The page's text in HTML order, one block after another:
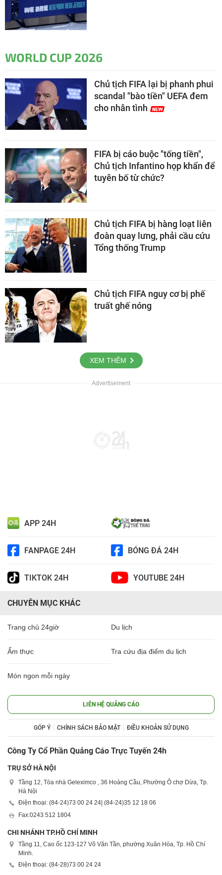
WORLD CUP 2026
Chủ tịch FIFA lại bị phanh phui
scandal "bào tiền" UEFA đem
cho nhân tình
FIFA bị cáo buộc "tống tiền",
Chủ tịch Infantino họp khẩn để
tuyên bố từ chức?
Chủ tịch FIFA bị hàng loạt liên
đoàn quay lưng, phải cầu cứu
Tổng thống Trump
Chủ tịch FIFA nguy cơ bị phế
truất ghế nóng
XEM THÊM
APP 24H
FANPAGE 24H BÓNG ĐÁ 24H
TIKTOK 24H YOUTUBE 24H
CHUYÊN MỤC KHÁC
Trang chủ 24giờ Du lịch
Ẩm thực Tra cứu địa điểm du lịch
Món ngon mỗi ngày
LIÊN HỆ QUẢNG CÁO
GÓP Ý CHÍNH SÁCH BẢO MẬT ĐIỀU KHOẢN SỬ DỤNG
Công Ty Cổ Phần Quảng Cáo Trực Tuyến 24h
TRỤ SỞ HÀ NỘI
Tầng 12, Tòa nhà Geleximco , 36 Hoàng Cầu, Phường Ô chợ Dừa, Tp.
Hà Nội
Điện thoại: (84-24)73 00 24 24 | (84-24)35 12 18 06
Fax:0243 512 1804
CHI NHÁNH TP.HỒ CHÍ MINH
Tầng 11, Cao ốc 123-127 Võ Văn Tần, phường Xuân Hòa, Tp. Hồ Chí
Minh.
Điện thoại: (84-28)73 00 24 24